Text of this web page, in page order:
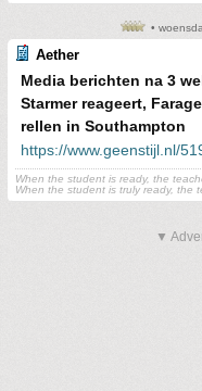
•
Aether
Media berichten na 3
Starmer reageert,
rellen in Southampton
https://www.geenstijl.nl/
When the student is ready, the
When the student is truly ready, the
▼